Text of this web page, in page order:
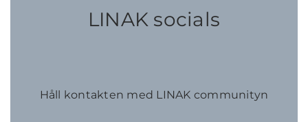
LINAK socials
Håll kontakten med LINAK communityn